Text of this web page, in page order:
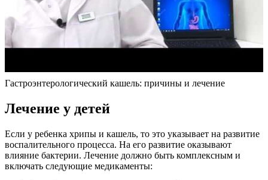
Гастроэнтерологический кашель: причины и лечение
Лечение у детей
Если у ребенка хрипы и кашель, то это указывает на развитие
воспалительного процесса. На его развитие оказывают
влияние бактерии. Лечение должно быть комплексным и
включать следующие медикаменты: